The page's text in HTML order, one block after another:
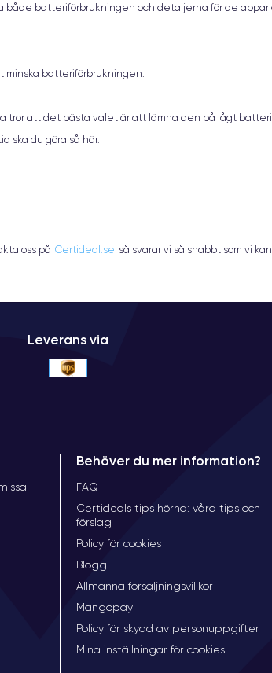
både batteriförbrukningen och detaljerna för de appar
minska batteriförbrukningen.
tror att det bästa valet är att lämna den på lågt
ska du göra så här.
oss på Certideal.se så svarar vi så snabbt som vi kan.
Leverans via
Behöver du mer information?
FAQ
Certideals tips hörna: våra tips och
förslag
Policy för cookies
Blogg
Allmänna försäljningsvillkor
Mangopay
Policy för skydd av personuppgifter
Mina inställningar för cookies